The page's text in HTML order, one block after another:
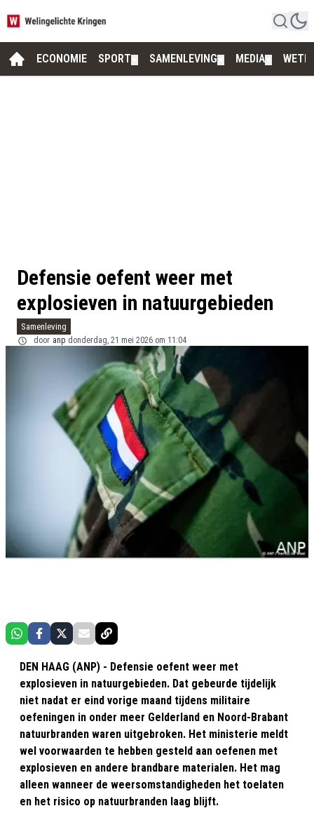
ECONOMIE SPORT SAMENLEVING MEDIA
Defensie oefent weer met
explosieven in natuurgebieden
Samenleving
door anp donderdag, 21 mei 2026 om 11:04
DEN HAAG (ANP) - Defensie oefent weer met
explosieven in natuurgebieden. Dat gebeurde tijdelijk
niet nadat er eind vorige maand tijdens militaire
oefeningen in onder meer Gelderland en Noord-Brabant
natuurbranden waren uitgebroken. Het ministerie meldt
wel voorwaarden te hebben gesteld aan oefenen met
explosieven en andere brandbare materialen. Het mag
alleen wanneer de weersomstandigheden het toelaten
en het risico op natuurbranden laag blijft.